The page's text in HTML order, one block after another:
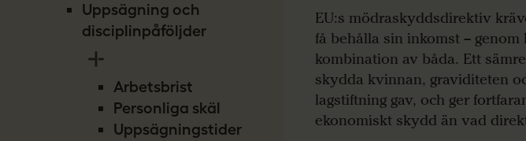
Uppsägning och
disciplinpåföljder
Arbetsbrist
Personliga skäl
Uppsägningstider
EU:s mödraskyddsdirektiv
få behålla sin inkomst –
kombination av båda. Ett
skydda kvinnan, graviditeten
lagstiftning gav, och ger
ekonomiskt skydd än vad